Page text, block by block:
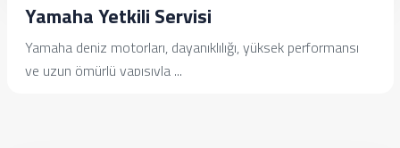
Yamaha Yetkili Servisi
Yamaha deniz motorları, dayanıklılığı, yüksek performansı
ve uzun ömürlü yapısıyla ...